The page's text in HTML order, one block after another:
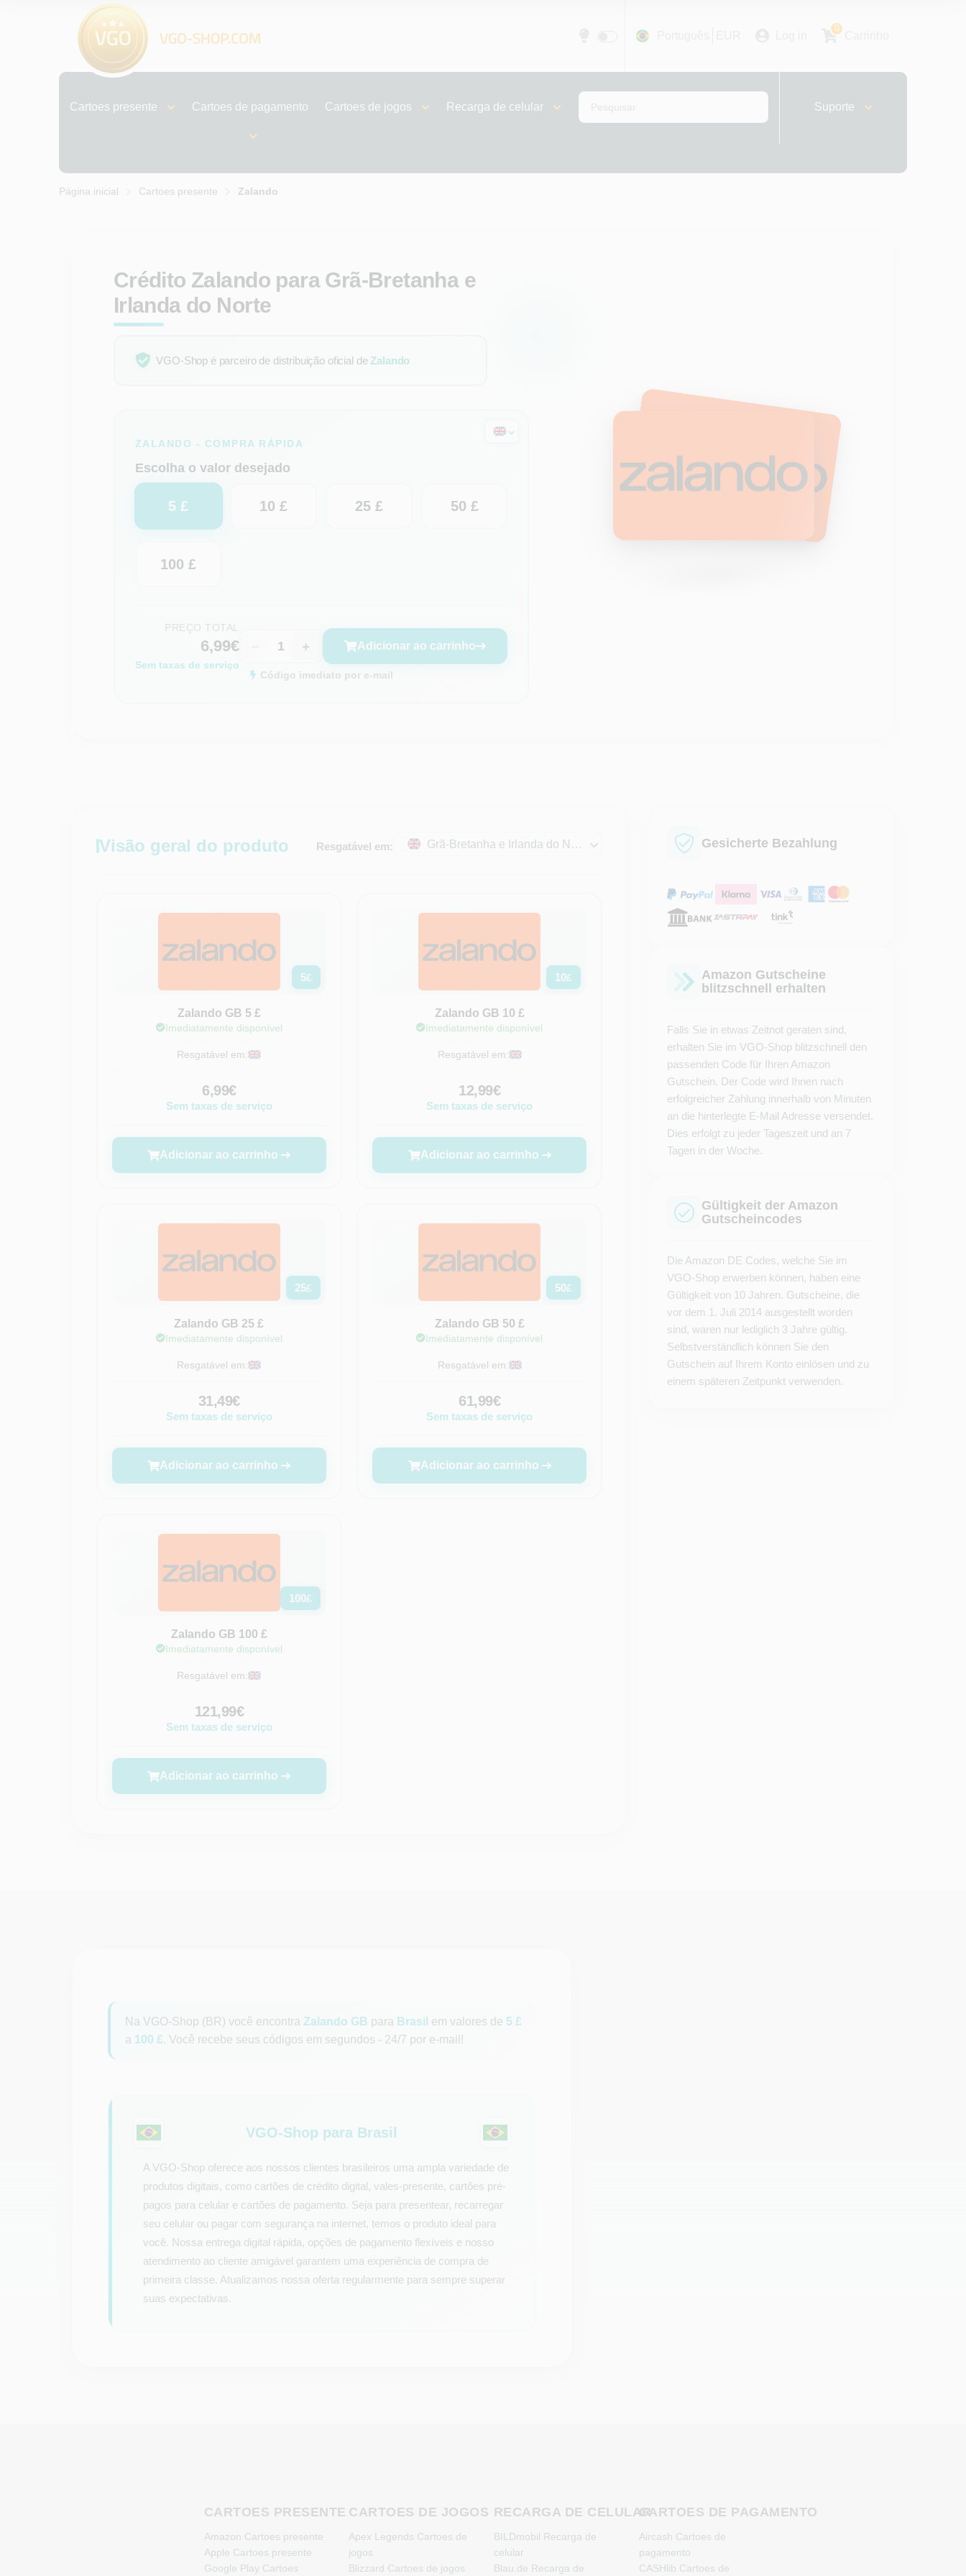
0
Cartoes presente Cartoes de pagamento Cartoes de jogos Recarga de celular Suporte
Página inicial Cartoes presente Zalando
Crédito Zalando para Grã-Bretanha e
Irlanda do Norte
VGO-Shop é parceiro de distribuição oficial de Zalando
ZALANDO - COMPRA RÁPIDA
Escolha o valor desejado
5 £ 10 £ 25 £ 50 £
100 £
PREÇO TOTAL
6,99€
Sem taxas de serviço
+ Adicionar ao carrinho
Código imediato por e-mail
Visão geral do produto Resgatável em: Grã-Bretanha e Irlanda do Norte
5£
Zalando GB 5 £
Imediatamente disponível
Resgatável em:
6,99€
Sem taxas de serviço
Adicionar ao carrinho
10£
Zalando GB 10 £
Imediatamente disponível
Resgatável em:
12,99€
Sem taxas de serviço
Adicionar ao carrinho
25£
Zalando GB 25 £
Imediatamente disponível
Resgatável em:
31,49€
Sem taxas de serviço
Adicionar ao carrinho
50£
Zalando GB 50 £
Imediatamente disponível
Resgatável em:
61,99€
Sem taxas de serviço
Adicionar ao carrinho
100£
Zalando GB 100 £
Imediatamente disponível
Resgatável em:
121,99€
Sem taxas de serviço
Adicionar ao carrinho
Gesicherte Bezahlung
Amazon Gutscheine
blitzschnell erhalten
Falls Sie in etwas Zeitnot geraten sind,
erhalten Sie im VGO-Shop blitzschnell den
passenden Code für Ihren Amazon
Gutschein. Der Code wird Ihnen nach
erfolgreicher Zahlung innerhalb von Minuten
an die hinterlegte E-Mail Adresse versendet.
Dies erfolgt zu jeder Tageszeit und an 7
Tagen in der Woche.
Gültigkeit der Amazon
Gutscheincodes
Die Amazon DE Codes, welche Sie im
VGO-Shop erwerben können, haben eine
Gültigkeit von 10 Jahren. Gutscheine, die
vor dem 1. Juli 2014 ausgestellt worden
sind, waren nur lediglich 3 Jahre gültig.
Selbstverständlich können Sie den
Gutschein auf Ihrem Konto einlösen und zu
einem späteren Zeitpunkt verwenden.
Na VGO-Shop (BR) você encontra Zalando GB para Brasil em valores de 5 £
a 100 £. Você recebe seus códigos em segundos - 24/7 por e-mail!
VGO-Shop para Brasil
A VGO-Shop oferece aos nossos clientes brasileiros uma ampla variedade de
produtos digitais, como cartões de crédito digital, vales-presente, cartões pré-
pagos para celular e cartões de pagamento. Seja para presentear, recarregar
seu celular ou pagar com segurança na internet, temos o produto ideal para
você. Nossa entrega digital rápida, opções de pagamento flexíveis e nosso
atendimento ao cliente amigável garantem uma experiência de compra de
primeira classe. Atualizamos nossa oferta regularmente para sempre superar
suas expectativas.
CARTOES PRESENTE
Amazon Cartoes presente
Apple Cartoes presente
Google Play Cartoes
CARTOES DE JOGOS
Apex Legends Cartoes de
jogos
Blizzard Cartoes de jogos
RECARGA DE CELULAR
BILDmobil Recarga de
celular
Blau.de Recarga de
CARTOES DE PAGAMENTO
Aircash Cartoes de
pagamento
CASHlib Cartoes de